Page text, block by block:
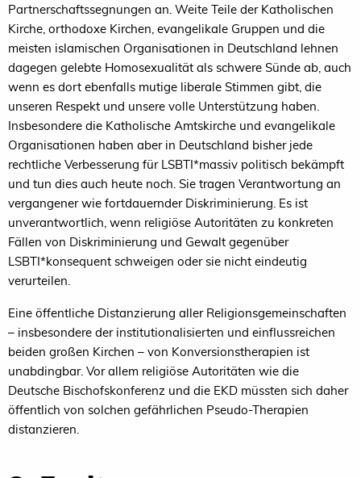
Partnerschaftssegnungen an. Weite Teile der Katholischen
Kirche, orthodoxe Kirchen, evangelikale Gruppen und die
meisten islamischen Organisationen in Deutschland lehnen
dagegen gelebte Homosexualität als schwere Sünde ab, auch
wenn es dort ebenfalls mutige liberale Stimmen gibt, die
unseren Respekt und unsere volle Unterstützung haben.
Insbesondere die Katholische Amtskirche und evangelikale
Organisationen haben aber in Deutschland bisher jede
rechtliche Verbesserung für LSBTI*massiv politisch bekämpft
und tun dies auch heute noch. Sie tragen Verantwortung an
vergangener wie fortdauernder Diskriminierung. Es ist
unverantwortlich, wenn religiöse Autoritäten zu konkreten
Fällen von Diskriminierung und Gewalt gegenüber
LSBTI*konsequent schweigen oder sie nicht eindeutig
verurteilen.
Eine öffentliche Distanzierung aller Religionsgemeinschaften
– insbesondere der institutionalisierten und einflussreichen
beiden großen Kirchen – von Konversionstherapien ist
unabdingbar. Vor allem religiöse Autoritäten wie die
Deutsche Bischofskonferenz und die EKD müssten sich daher
öffentlich von solchen gefährlichen Pseudo-Therapien
distanzieren.